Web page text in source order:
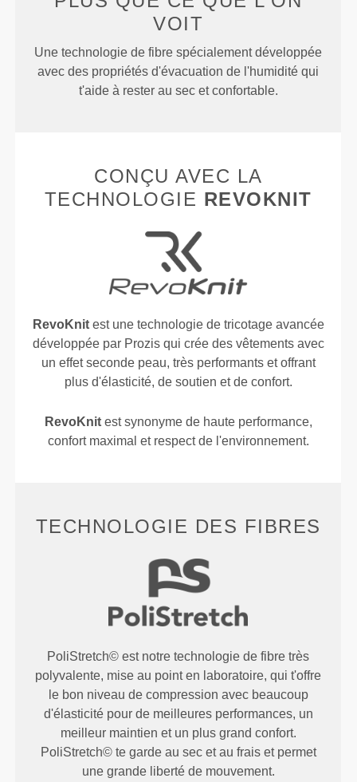
VOIT
Une technologie de fibre spécialement développée
avec des propriétés d'évacuation de l'humidité qui
t'aide à rester au sec et confortable.
CONÇU AVEC LA
TECHNOLOGIE REVOKNIT
RevoKnitest une technologie de tricotage avancée
développée par Prozis qui crée des vêtements avec
un effet seconde peau, très performants et offrant
plus d'élasticité, de soutien et de confort.
RevoKnitest synonyme de haute performance,
confort maximal et respect de l'environnement.
TECHNOLOGIE DES FIBRES
PoliStretch© est notre technologie de fibre très
polyvalente, mise au point en laboratoire, qui t'offre
le bon niveau de compression avec beaucoup
d'élasticité pour de meilleures performances, un
meilleur maintien et un plus grand confort.
PoliStretch© te garde au sec et au frais et permet
une grande liberté de mouvement.